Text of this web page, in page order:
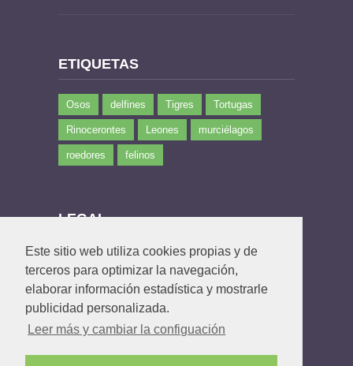
Este sitio web utiliza cookies propias y de
terceros para optimizar la navegación,
elaborar información estadística y mostrarle
publicidad personalizada.
Leer más y cambiar la configuación
ETIQUETAS
Osos delfines Tigres Tortugas
Rinocerontes Leones murciélagos
roedores felinos
LEGAL
Política de privacidad
Política de Cookies
Contacto